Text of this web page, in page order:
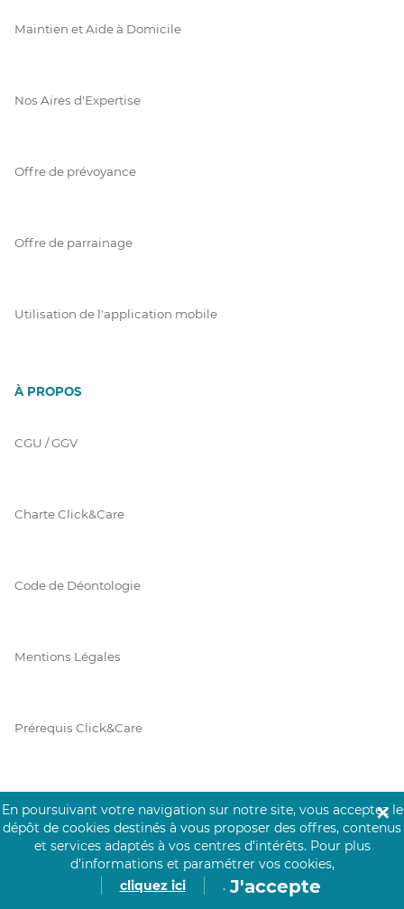
Maintien et Aide à Domicile
Nos Aires d'Expertise
Offre de prévoyance
Offre de parrainage
Utilisation de l'application mobile
À PROPOS
CGU / GGV
Charte Click&Care
Code de Déontologie
Mentions Légales
Prérequis Click&Care
Vie Privée
En poursuivant votre navigation sur notre site, vous acceptez le
dépôt de cookies destinés à vous proposer des offres, contenus
et services adaptés à vos centres d’intérêts. Pour plus
d’informations et paramétrer vos cookies,
cliquez ici
. J'accepte
✕